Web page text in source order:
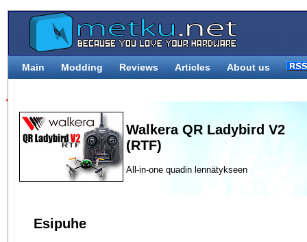
Main Modding Reviews Articles About us
Walkera QR Ladybird V2
(RTF)
All-in-one quadin lennätykseen
Esipuhe